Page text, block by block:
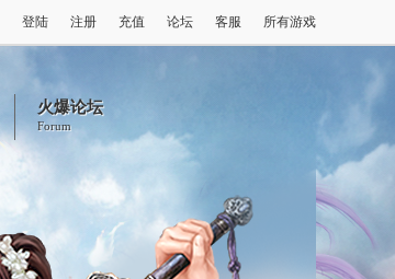
登陆 注册 充值 论坛 客服 所有游戏
火爆论坛
Forum